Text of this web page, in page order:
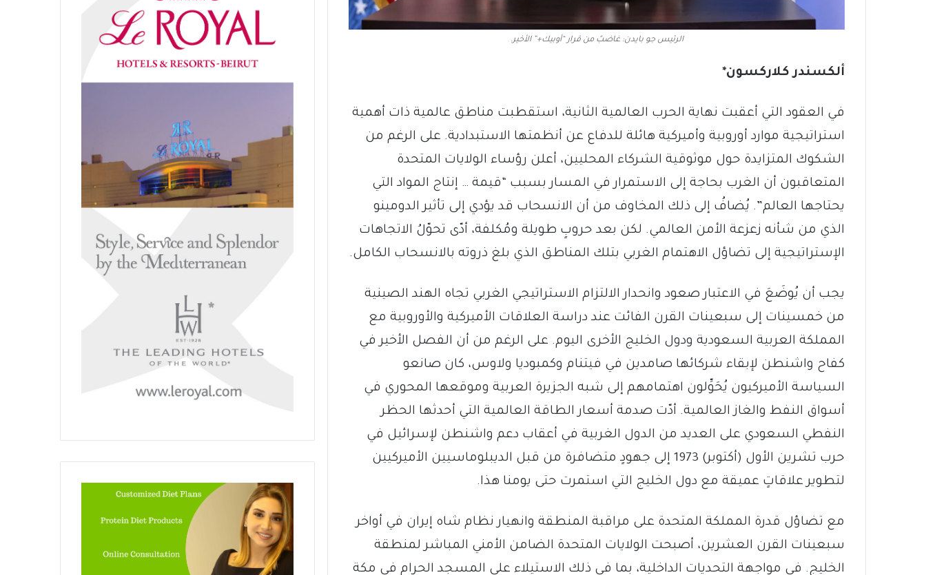
الرئيس جو بايدن: غاضبٌ من قرار “أوبيك+” الأخير.
ألكسندر كلاركسون*
في العقود التي أعقبت نهاية الحرب العالمية الثانية، استقطبت مناطق عالمية ذات أهمية
استراتيجية موارد أوروبية وأميركية هائلة للدفاع عن أنظمتها الاستبدادية. على الرغم من
الشكوك المتزايدة حول موثوقية الشركاء المحليين، أعلن رؤساء الولايات المتحدة
المتعاقبون أن الغرب بحاجة إلى الاستمرار في المسار بسبب “قيمة … إنتاج المواد التي
يحتاجها العالم”. يُضافُ إلى ذلك المخاوف من أن الانسحاب قد يؤدي إلى تأثير الدومينو
الذي من شأنه زعزعة الأمن العالمي. لكن بعد حروبٍ طويلة ومُكلفة، أدّى تحوّلُ الاتجاهات
الإستراتيجية إلى تضاؤل الاهتمام الغربي بتلك المناطق الذي بلغ ذروته بالانسحاب الكامل.
يجب أن يُوضَعَ في الاعتبار صعود وانحدار الالتزام الاستراتيجي الغربي تجاه الهند الصينية
من خمسينات إلى سبعينات القرن الفائت عند دراسة العلاقات الأميركية والأوروبية مع
المملكة العربية السعودية ودول الخليج الأخرى اليوم. على الرغم من أن الفصل الأخير في
كفاح واشنطن لإبقاء شركائها صامدين في فيتنام وكمبوديا ولاوس، كان صانعو
السياسة الأميركيون يُحَوِّلون اهتمامهم إلى شبه الجزيرة العربية وموقعها المحوري في
أسواق النفط والغاز العالمية. أدّت صدمة أسعار الطاقة العالمية التي أحدثها الحظر
النفطي السعودي على العديد من الدول الغربية في أعقاب دعم واشنطن لإسرائيل في
حرب تشرين الأول (أكتوبر) 1973 إلى جهودٍ متضافرة من قبل الديبلوماسيين الأميركيين
لتطوير علاقاتٍ عميقة مع دول الخليج التي استمرت حتى يومنا هذا.
مع تضاؤل ​​قدرة المملكة المتحدة على مراقبة المنطقة وانهيار نظام شاه إيران في أواخر
سبعينات القرن العشرين، أصبحت الولايات المتحدة الضامن الأمني ​​المباشر لمنطقة
الخليج. في مواجهة التحديات الداخلية، بما في ذلك الاستيلاء على المسجد الحرام في مكة